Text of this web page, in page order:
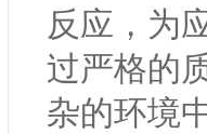
反应，为
过严格的
杂的环境